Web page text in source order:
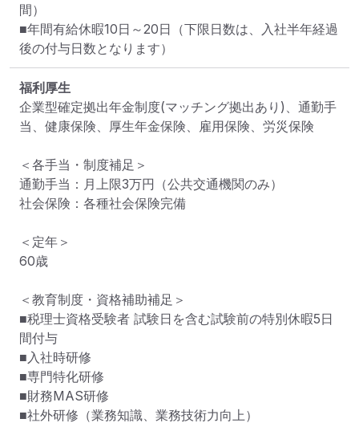
間）
■年間有給休暇10日～20日（下限日数は、入社半年経過
後の付与日数となります）
福利厚生
企業型確定拠出年金制度(マッチング拠出あり)、通勤手
当、健康保険、厚生年金保険、雇用保険、労災保険
＜各手当・制度補足＞
通勤手当：月上限3万円（公共交通機関のみ）
社会保険：各種社会保険完備
＜定年＞
60歳
＜教育制度・資格補助補足＞
■税理士資格受験者 試験日を含む試験前の特別休暇5日
間付与
■入社時研修
■専門特化研修
■財務MAS研修
■社外研修（業務知識、業務技術力向上）